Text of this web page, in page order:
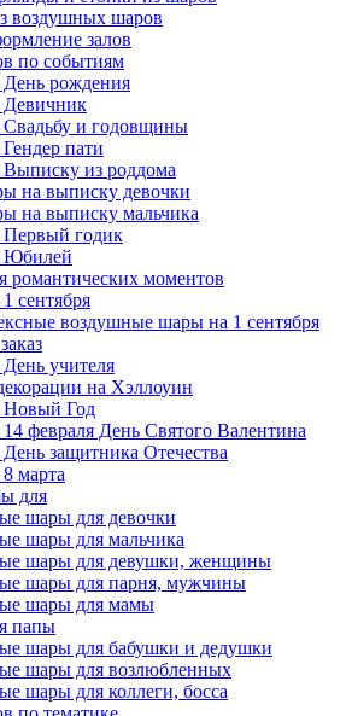
воздушных шаров
залов
по событиям
рождения
и годовщины
пати
из роддома
на выписку девочки
на выписку мальчика
годик
романтических моментов
сентября
воздушные шары на 1 сентября
учителя
на Хэллоуин
Год
февраля День Святого Валентина
защитника Отечества
марта
для
шары для девочки
шары для мальчика
шары для девушки, женщины
шары для парня, мужчины
шары для мамы
папы
шары для бабушки и дедушки
шары для возлюбленных
шары для коллеги, босса